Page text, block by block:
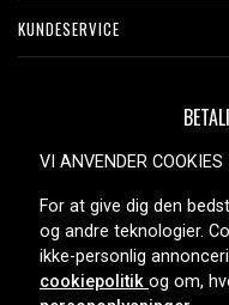
KUNDESERVICE
VI ANVENDER COOKIES
For at give dig den
og andre teknologier.
ikke-personlig
cookiepolitik og om,